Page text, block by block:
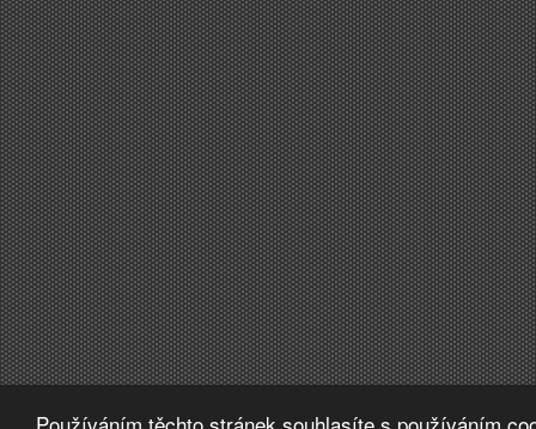
Používáním těchto stránek souhlasíte s používáním